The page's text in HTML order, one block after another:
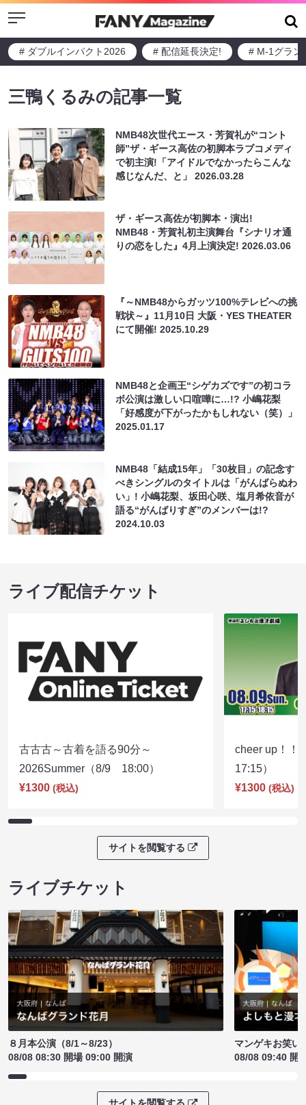
Menu
# ダブルインパクト2026 # 配信延長決定! # M-1グラン
三鴨くるみの記事一覧
NMB48次世代エース・芳賀礼が“コント
師”ザ・ギース高佐の初脚本ラブコメディ
で初主演!「アイドルでなかったらこんな
感じなんだ、と」2026.03.28
ザ・ギース高佐が初脚本・演出!
NMB48・芳賀礼初主演舞台『シナリオ通
りの恋をした』4月上演決定!2026.03.06
『～NMB48からガッツ100%テレビへの挑
戦状～』11月10日 大阪・YES THEATER
にて開催!2025.10.29
NMB48と企画王“シゲカズです”の初コラ
ボ公演は激しい口喧嘩に…!? 小嶋花梨
「好感度が下がったかもしれない（笑）」
2025.01.17
NMB48「結成15年」「30枚目」の記念す
べきシングルのタイトルは「がんばらぬわ
い」! 小嶋花梨、坂田心咲、塩月希依音が
語る“がんばりすぎ”のメンバーは!?
2024.10.03
ライブ配信チケット
古古古～古着を語る90分～
2026Summer（8/9 18:00）
¥1300 (税込)
cheer up！
17:15）
¥1300 (税込)
サイトを閲覧する
ライブチケット
８月本公演（8/1～8/23）
08/08 08:30 開場 09:00 開演
マンゲキお笑い
08/08 09:40 開